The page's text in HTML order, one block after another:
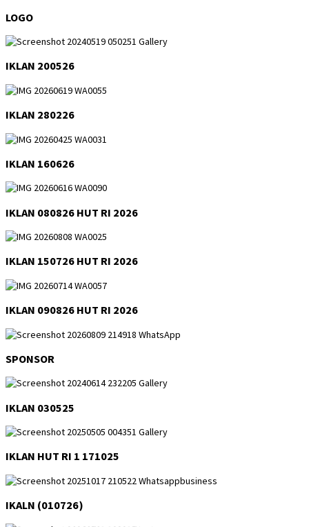
LOGO
IKLAN 200526
IKLAN 280226
IKLAN 160626
IKLAN 080826 HUT RI 2026
IKLAN 150726 HUT RI 2026
IKLAN 090826 HUT RI 2026
SPONSOR
IKLAN 030525
IKLAN HUT RI 1 171025
IKALN (010726)